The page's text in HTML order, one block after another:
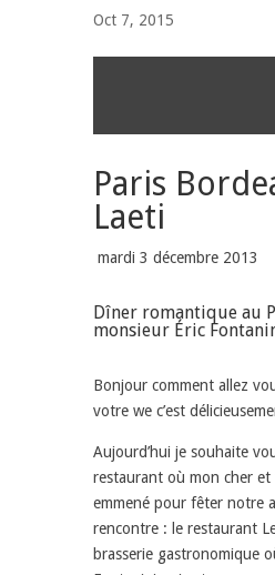
Oct 7, 2015
Paris
Laeti
mardi 3 décembre 2013
Dîner romantique au
monsieur Éric
Bonjour comment allez
votre we c’est
Aujourd’hui je souhaite
restaurant où mon cher et
emmené pour fêter notre
rencontre : le restaurant
brasserie gastronomique